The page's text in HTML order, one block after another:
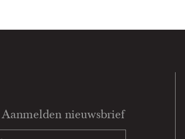
Aanmelden nieuwsbrief